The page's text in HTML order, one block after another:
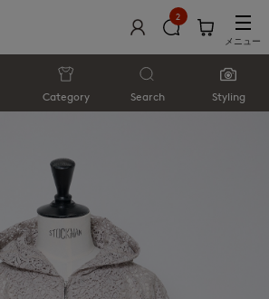
2
メニュー
Category Search Styling